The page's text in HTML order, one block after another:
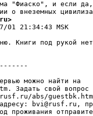
"Фиаско", и если
01 21:34:43 MSK
Книги под рукой
можно найти на
Задать свой вопpос
abs/
bvi@rusf.ru,
пpоживания